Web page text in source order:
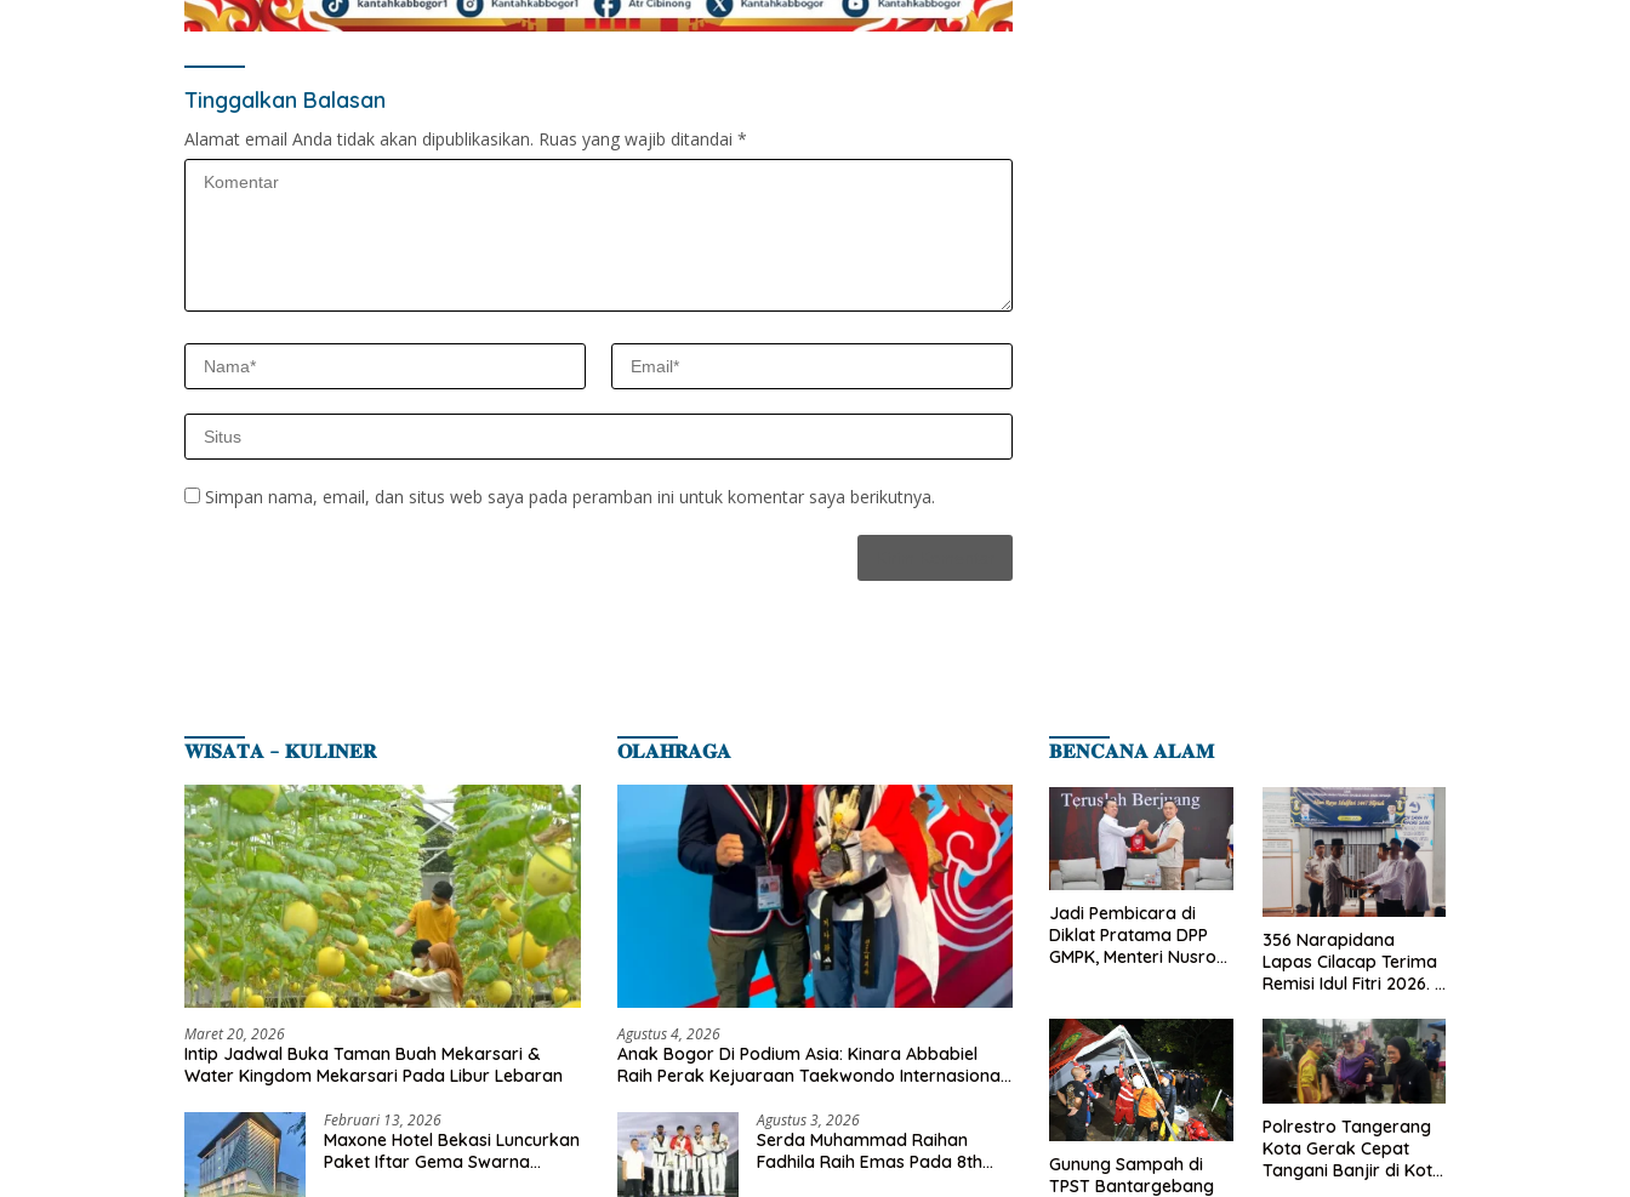
Tinggalkan Balasan
Alamat email Anda tidak akan dipublikasikan. Ruas yang wajib ditandai *
Simpan nama, email, dan situs web saya pada peramban ini untuk komentar saya berikutnya.
𝐖𝐈𝐒𝐀𝐓𝐀 – 𝐊𝐔𝐋𝐈𝐍𝐄𝐑
Maret 20, 2026
Intip Jadwal Buka Taman Buah Mekarsari &
Water Kingdom Mekarsari Pada Libur Lebaran
Februari 13, 2026
Maxone Hotel Bekasi Luncurkan
Paket Iftar Gema Swarna
𝐎𝐋𝐀𝐇𝐑𝐀𝐆𝐀
Agustus 4, 2026
Anak Bogor Di Podium Asia: Kinara Abbabiel
Raih Perak Kejuaraan Taekwondo Internasional
Agustus 3, 2026
Serda Muhammad Raihan
Fadhila Raih Emas Pada 8th
𝐁𝐄𝐍𝐂𝐀𝐍𝐀 𝐀𝐋𝐀𝐌
Jadi Pembicara di
Diklat Pratama DPP
GMPK, Menteri Nusron:
yang Kuat
356 Narapidana
Lapas Cilacap Terima
Remisi Idul Fitri 2026. 2
Bebas
Gunung Sampah di
TPST Bantargebang
Polrestro Tangerang
Kota Gerak Cepat
Tangani Banjir di Kota